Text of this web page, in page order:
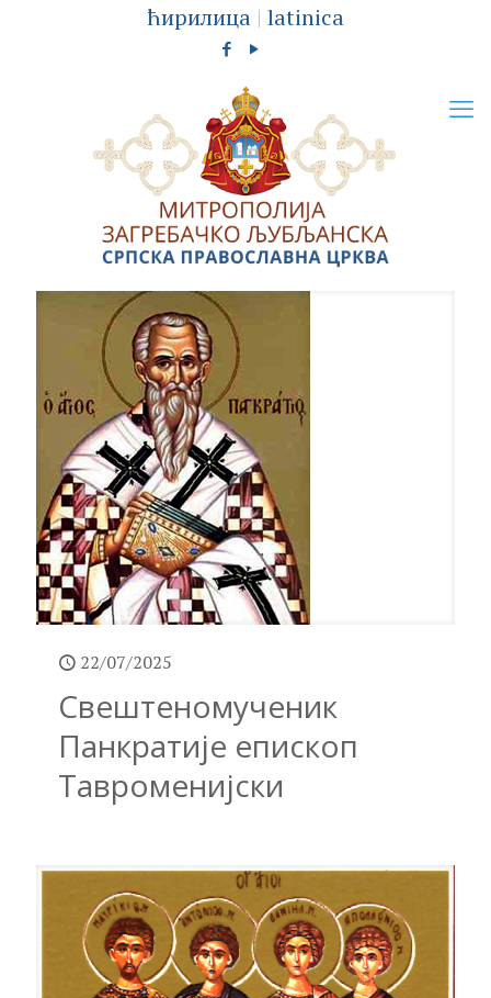
ћирилица | latinica
22/07/2025
Свештеномученик
Панкратије епископ
Тавроменијски